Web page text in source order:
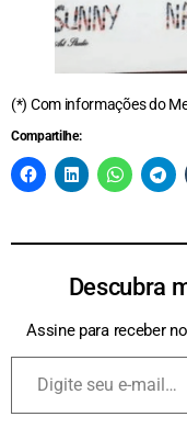
(*) Com informações do
Compartilhe:
Descubra
Assine para receber